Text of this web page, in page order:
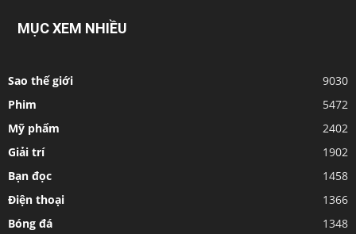
MỤC XEM NHIỀU
Sao thế giới
9030
Phim
5472
Mỹ phẩm
2402
Giải trí
1902
Bạn đọc
1458
Điện thoại
1366
Bóng đá
1348